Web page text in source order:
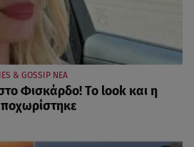
& GOSSIP ΝΕΑ
Φισκάρδο! Το look και η